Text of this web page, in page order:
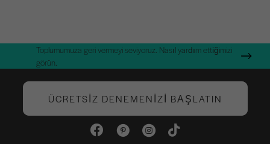
Toplumumuza geri vermeyi seviyoruz. Nasıl yardım ettiğimizi
görün.
ÜCRETSIZ DENEMENIZI BAŞLATIN